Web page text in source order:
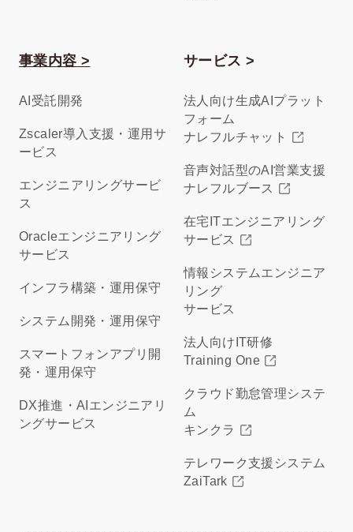
事業内容 >
AI受託開発
Zscaler導入支援・運用サ
ービス
エンジニアリングサービ
ス
Oracleエンジニアリング
サービス
インフラ構築・運用保守
システム開発・運用保守
スマートフォンアプリ開
発・運用保守
DX推進・AIエンジニアリ
ングサービス
サービス >
法人向け生成AIプラット
フォーム
ナレフルチャット
音声対話型のAI営業支援
ナレフルブース
在宅ITエンジニアリング
サービス
情報システムエンジニア
リング
サービス
法人向けIT研修
Training One
クラウド勤怠管理システ
ム
キンクラ
テレワーク支援システム
ZaiTark